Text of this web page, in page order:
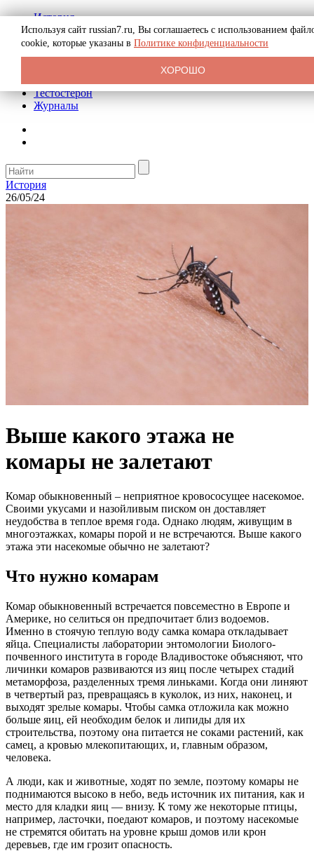
История
Биография
Криминал
Реклама на сайте
Тестостерон
Журналы
История
26/05/24
Выше какого этажа не
комары не залетают
Комар обыкновенный – неприятное кровососущее насекомое.
Своими укусами и назойливым писком он доставляет
неудобства в теплое время года. Однако людям, живущим в
многоэтажках, комары порой и не встречаются. Выше какого
этажа эти насекомые обычно не залетают?
Что нужно комарам
Комар обыкновенный встречается повсеместно в Европе и
Америке, но селиться он предпочитает близ водоемов.
Именно в стоячую теплую воду самка комара откладывает
яйца. Специалисты лаборатории энтомологии Биолого-
почвенного института в городе Владивостоке объясняют, что
личинки комаров развиваются из яиц после четырех стадий
метаморфоза, разделенных тремя линьками. Когда они линяют
в четвертый раз, превращаясь в куколок, из них, наконец, и
выходят зрелые комары. Чтобы самка отложила как можно
больше яиц, ей необходим белок и липиды для их
строительства, поэтому она питается не соками растений, как
самец, а кровью млекопитающих, и, главным образом,
человека.
А люди, как и животные, ходят по земле, поэтому комары не
поднимаются высоко в небо, ведь источник их питания, как и
место для кладки яиц — внизу. К тому же некоторые птицы,
например, ласточки, поедают комаров, и поэтому насекомые
не стремятся обитать на уровне крыш домов или крон
деревьев, где им грозит опасность.
Используя сайт russian7.ru, Вы соглашаетесь с использованием
cookie, которые указаны в Политике конфиденциальности
ХОРОШО